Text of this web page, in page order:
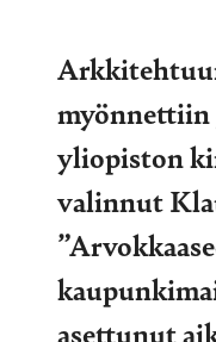
myönnettiin
yliopiston
valinnut
asettunut